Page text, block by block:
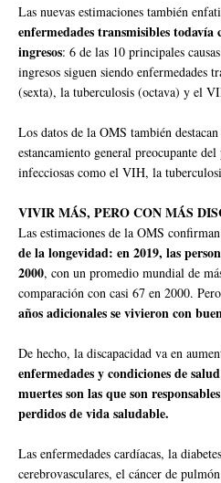
Las nuevas estimaciones también
enfermedades transmisibles todavía
ingresos: 6 de las 10 principales
ingresos siguen siendo enfermedades
(sexta), la tuberculosis (octava) y el
Los datos de la OMS también
estancamiento general preocupante
infecciosas como el VIH, la
VIVIR MÁS, PERO CON MÁS
Las estimaciones de la OMS
de la longevidad: en 2019, las
2000, con un promedio mundial de
comparación con casi 67 en 2000.
años adicionales se vivieron con
De hecho, la discapacidad va en
enfermedades y condiciones de
muertes son las que son
perdidos de vida saludable.
Las enfermedades cardíacas, la
cerebrovasculares, el cáncer de